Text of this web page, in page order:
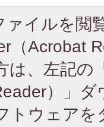
ァイルを閲
（Acrobat
は、左記の
）」
トウェア